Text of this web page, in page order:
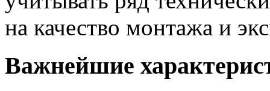
на качество монтажа и
Важнейшие